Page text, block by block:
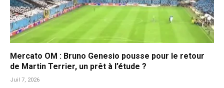
Mercato OM : Bruno Genesio pousse pour le retour
de Martin Terrier, un prêt à l’étude ?
Juil 7, 2026